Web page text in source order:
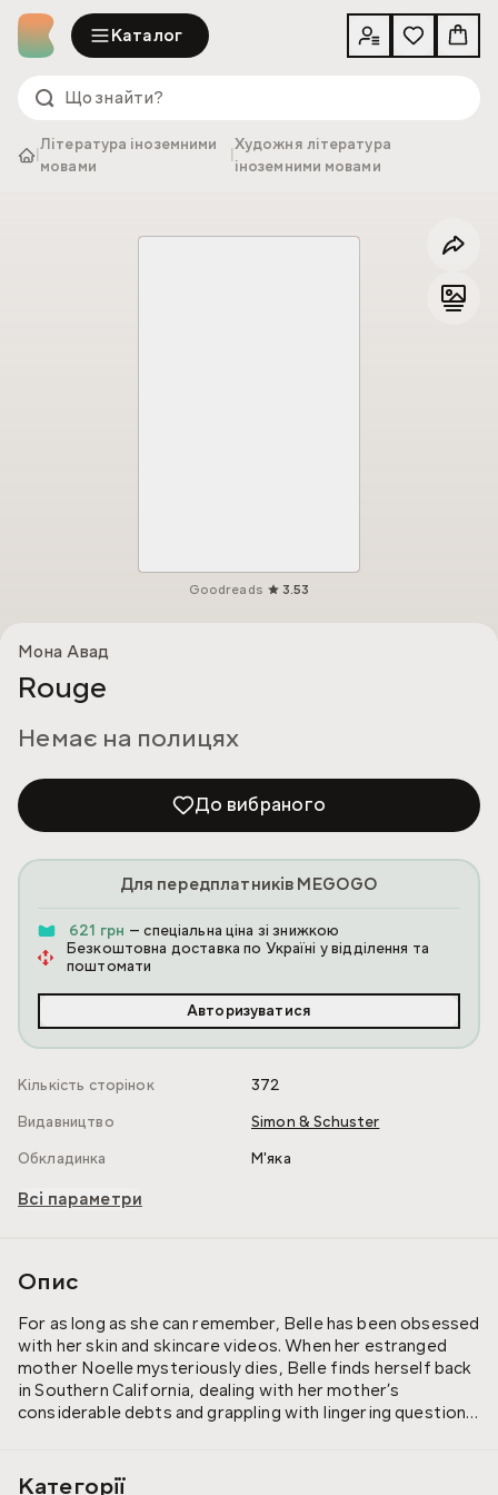
Каталог
|
Література іноземними
мовами
Художня література
іноземними мовами
Goodreads 3.53
Мона Авад
Rouge
Немає на полицях
До вибраного
Для передплатників MEGOGO
621 грн — спеціальна ціна зі знижкою
Безкоштовна доставка по Україні у відділення та
поштомати
Авторизуватися
Кількість сторінок
372
Видавництво
Simon & Schuster
Обкладинка
М'яка
Всі параметри
Опис
For as long as she can remember, Belle has been obsessed
with her skin and skincare videos. When her estranged
mother Noelle mysteriously dies, Belle finds herself back
in Southern California, dealing with her mother’s
considerable debts and grappling with lingering questions
clue about her mother’s demise, followed by a cryptic
Категорії